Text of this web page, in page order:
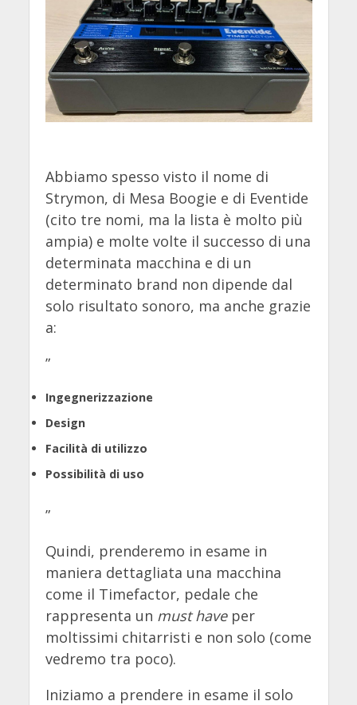
Abbiamo spesso visto il nome di
Strymon, di Mesa Boogie e di Eventide
(cito tre nomi, ma la lista è molto più
ampia) e molte volte il successo di una
determinata macchina e di un
determinato brand non dipende dal
solo risultato sonoro, ma anche grazie
a:
”
Ingegnerizzazione
Design
Facilità di utilizzo
Possibilità di uso
”
Quindi, prenderemo in esame in
maniera dettagliata una macchina
come il Timefactor, pedale che
rappresenta un must haveper
moltissimi chitarristi e non solo (come
vedremo tra poco).
Iniziamo a prendere in esame il solo